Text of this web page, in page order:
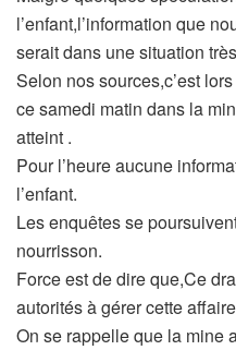
l’enfant,l’information que
serait dans une situation
Selon nos sources,c’est
ce samedi matin dans la
atteint .
Pour l’heure aucune
l’enfant.
Les enquêtes se
nourrisson.
Force est de dire que,Ce
autorités à gérer cette
On se rappelle que la mine